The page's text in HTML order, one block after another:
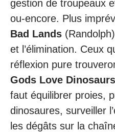
gestion de troupeaux
ou-encore. Plus
Bad Lands
et l’élimination. Ceux
réflexion pure
Gods Love Dinosaurs
faut équilibrer proies,
dinosaures, surveiller
les dégâts sur la